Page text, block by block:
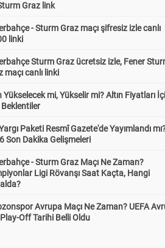
Graz link
- Sturm Graz maçı şifresiz izle canlı
linki
Sturm Graz ücretsiz izle, Fener
maçı canlı linki
Yükselecek mi, Yükselir mi? Altın Fiyatları
Beklentiler
Paketi Resmî Gazete'de Yayımlandı
Son Dakika Gelişmeleri
- Sturm Graz Maçı Ne Zaman?
Ligi Rövanşı Saat Kaçta, Hangi
Avrupa Maçı Ne Zaman? UEFA
Off Tarihi Belli Oldu